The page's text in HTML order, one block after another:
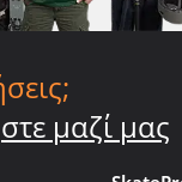
μαζί μας